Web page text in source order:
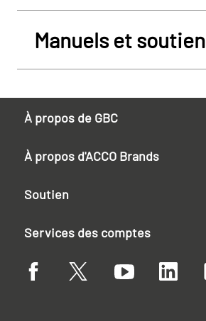
Manuels et soutien
À propos de GBC
À propos d'ACCO Brands
Soutien
Services des comptes